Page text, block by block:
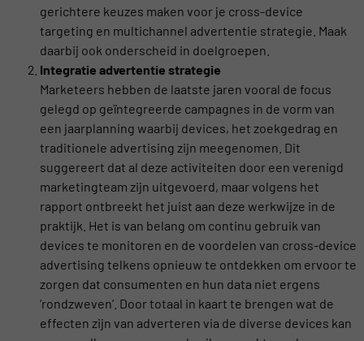
gerichtere keuzes maken voor je cross-device
targeting en multichannel advertentie strategie. Maak
daarbij ook onderscheid in doelgroepen.
Integratie advertentie strategie
Marketeers hebben de laatste jaren vooral de focus
gelegd op geïntegreerde campagnes in de vorm van
een jaarplanning waarbij devices, het zoekgedrag en
traditionele advertising zijn meegenomen. Dit
suggereert dat al deze activiteiten door een verenigd
marketingteam zijn uitgevoerd, maar volgens het
rapport ontbreekt het juist aan deze werkwijze in de
praktijk. Het is van belang om continu gebruik van
devices te monitoren en de voordelen van cross-device
advertising telkens opnieuw te ontdekken om ervoor te
zorgen dat consumenten en hun data niet ergens
‘rondzweven’. Door totaal in kaart te brengen wat de
effecten zijn van adverteren via de diverse devices kan